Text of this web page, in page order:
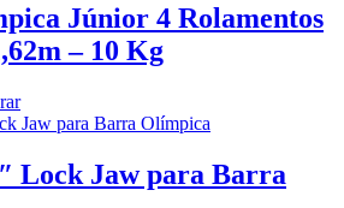
Júnior 4 Rolamentos
– 10 Kg
Lock Jaw para Barra